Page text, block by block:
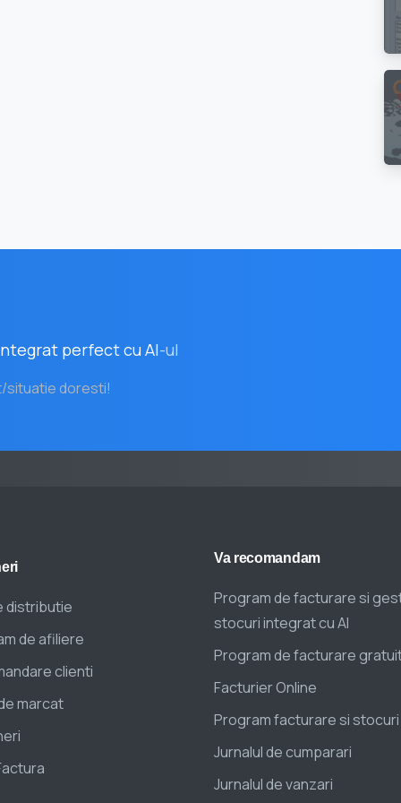
perfect cu AI-ul
situatie doresti!
distributie
de afiliere
clienti
marcat
Va recomandam
Program de facturare si
stocuri integrat cu AI
Program de facturare
Facturier Online
Program facturare si
Jurnalul de cumparari
Jurnalul de vanzari